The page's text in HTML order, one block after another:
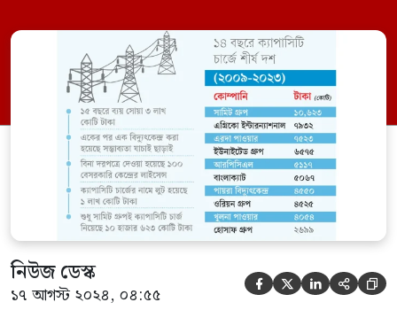
হিসাবে উৎপাদন ক্ষমতা ২৫ হাজার মেগাওয়াট
বলা হলেও লোডশেডিং থেকে মুক্তি মেলেনি।
এমনকি দেশে বিদ্যুতের প্রকৃত চাহিদা কত, তারও
সঠিক কোনো হিসাব নেই বিদ্যুৎ উন্নয়ন […]
নিউজ ডেস্ক
১৭ আগস্ট ২০২৪, ০৪:৫৫     